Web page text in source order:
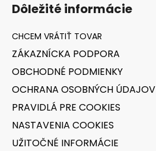
Dôležité informácie
ZÁKAZNÍCKA PODPORA
OBCHODNÉ PODMIENKY
OCHRANA OSOBNÝCH ÚDAJOV
PRAVIDLÁ PRE COOKIES
NASTAVENIA COOKIES
UŽITOČNÉ INFORMÁCIE